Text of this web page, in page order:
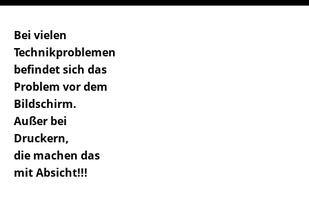
Bei vielen
Technikproblemen
befindet sich das
Problem vor dem
Bildschirm.
Außer bei
Druckern,
die machen das
mit Absicht!!!